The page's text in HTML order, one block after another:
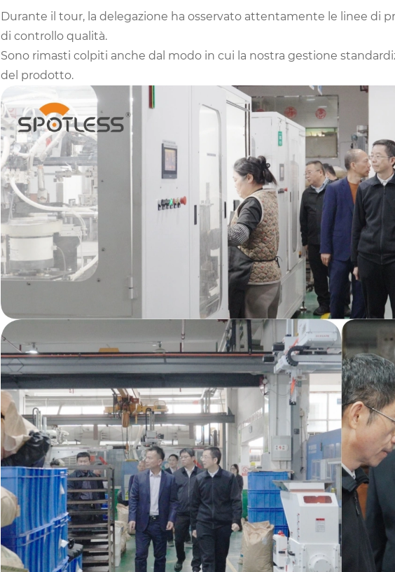
Durante il tour, la delegazione ha osservato attentamente le linee di
di controllo qualità.
Sono rimasti colpiti anche dal modo in cui la nostra gestione
del prodotto.